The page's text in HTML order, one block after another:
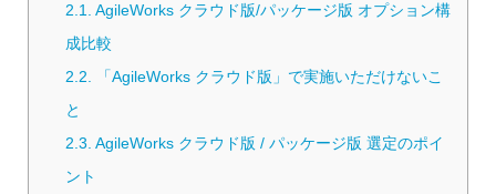
2.1. AgileWorks クラウド版/パッケージ版 オプション構
成比較
2.2. 「AgileWorks クラウド版」で実施いただけないこ
と
2.3. AgileWorks クラウド版 / パッケージ版 選定のポイ
ント